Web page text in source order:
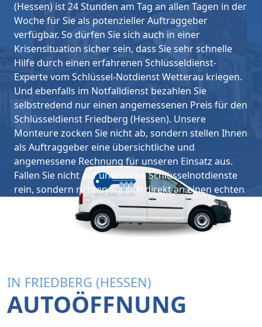
(Hessen) ist 24 Stunden am Tag an allen Tagen in der
Woche für Sie als potenzieller Auftraggeber
verfügbar. So dürfen Sie sich auch in einer
Krisensituation sicher sein, dass Sie sehr schnelle
Hilfe durch einen erfahrenen Schlüsseldienst-
Experte vom Schlüssel-Notdienst Wetterau kriegen.
Und ebenfalls im Notfalldienst bezahlen Sie
selbstredend nur einen angemessenen Preis für den
Schlüsseldienst Friedberg (Hessen). Unsere
Monteure zocken Sie nicht ab, sondern stellen Ihnen
als Auftraggeber eine übersichtliche und
angemessene Rechnung für unseren Einsatz aus.
Fallen Sie nicht auf unehrliche Schlüsselnotdienste
rein, sondern richten Sie sich direkt an einen echten
IN FRIEDBERG (HESSEN)
AUTOÖFFNUNG